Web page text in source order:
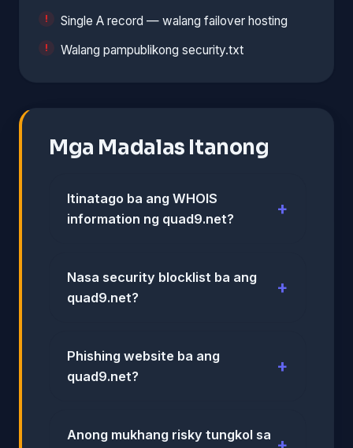
Single A record — walang failover hosting
Walang pampublikong security.txt
Mga Madalas Itanong
Itinatago ba ang WHOIS
information ng quad9.net?
Nasa security blocklist ba ang
quad9.net?
Phishing website ba ang
quad9.net?
Anong mukhang risky tungkol sa